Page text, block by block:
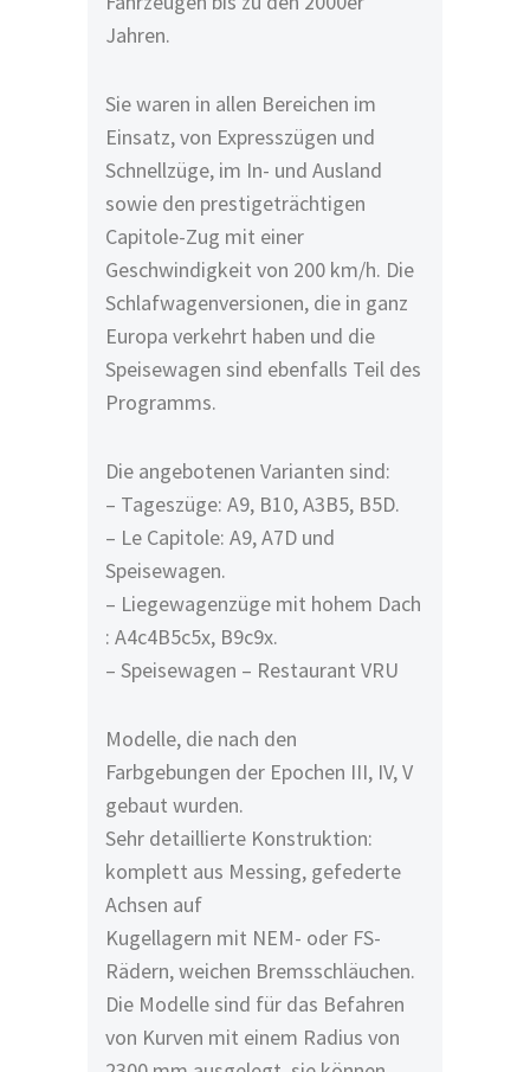
Jahren.
Sie waren in allen Bereichen im
Einsatz, von Expresszügen und
Schnellzüge, im In- und Ausland
sowie den prestigeträchtigen
Capitole-Zug mit einer
Geschwindigkeit von 200 km/h. Die
Schlafwagenversionen, die in ganz
Europa verkehrt haben und die
Speisewagen sind ebenfalls Teil des
Programms.
Die angebotenen Varianten sind:
– Tageszüge: A9, B10, A3B5, B5D.
– Le Capitole: A9, A7D und
Speisewagen.
– Liegewagenzüge mit hohem Dach
: A4c4B5c5x, B9c9x.
– Speisewagen – Restaurant VRU
Modelle, die nach den
Farbgebungen der Epochen III, IV, V
gebaut wurden.
Sehr detaillierte Konstruktion:
komplett aus Messing, gefederte
Achsen auf
Kugellagern mit NEM- oder FS-
Rädern, weichen Bremsschläuchen.
Die Modelle sind für das Befahren
von Kurven mit einem Radius von